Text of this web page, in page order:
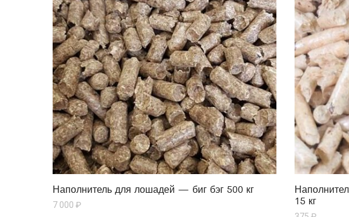
Наполнитель для лошадей — биг бэг 500 кг
7 000 ₽
15 кг